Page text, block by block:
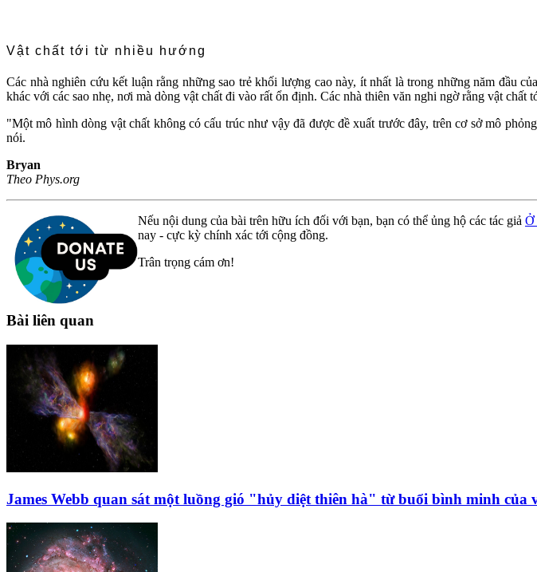
Vật chất tới từ nhiều hướng
Các nhà nghiên cứu kết luận rằng những sao trẻ khối lượng cao này, ít nhất là trong những năm đầu
khác với các sao nhẹ, nơi mà dòng vật chất đi vào rất ổn định. Các nhà thiên văn nghi ngờ rằng vật
"Một mô hình dòng vật chất không có cấu trúc như vậy đã được đề xuất trước đây, trên cơ sở mô
nói.
Bryan
Theo Phys.org
Nếu nội dung của bài trên hữu ích đối với bạn, bạn có thể ủng hộ các tác giả
nay - cực kỳ chính xác tới cộng đồng.
Trân trọng cám ơn!
Bài liên quan
James Webb quan sát một luồng gió "hủy diệt thiên hà" từ buổi bình minh của